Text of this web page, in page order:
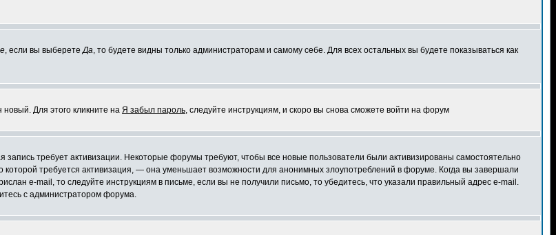
, если вы выберетеДа, то будете видны только администраторам и самому себе. Для всех остальных вы будете показываться как
Для этого кликните на Я забыл пароль, следуйте инструкциям, и скоро вы снова сможете войти на форум
требует активизации. Некоторые форумы требуют, чтобы все новые пользователи были активизированы самостоятельно
требуется активизация, — она уменьшает возможности для анонимных злоупотреблений в форуме. Когда вы завершали
e-mail, то следуйте инструкциям в письме, если вы не получили письмо, то убедитесь, что указали правильный адрес e-mail.
с администратором форума.